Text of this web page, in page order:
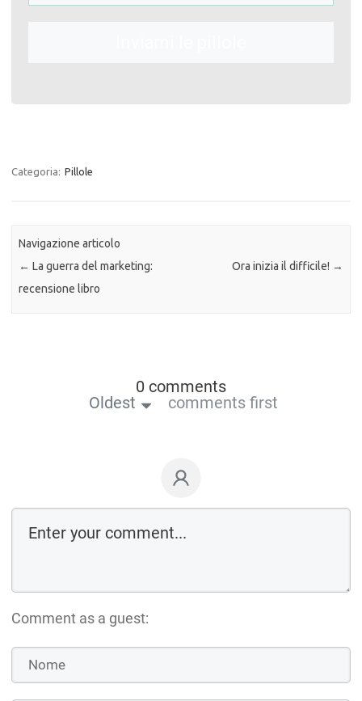
Categoria: Pillole
Navigazione articolo
← La guerra del marketing:
recensione libro
Ora inizia il difficile! →
0 comments
Oldest
comments first
Comment as a guest: